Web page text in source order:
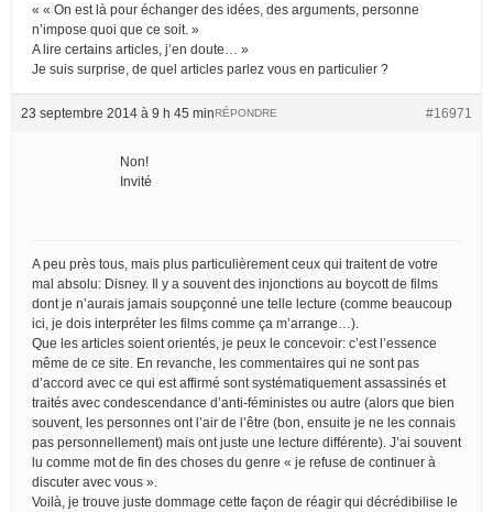
« « On est là pour échanger des idées, des arguments, personne
n’impose quoi que ce soit. »
A lire certains articles, j’en doute… »
Je suis surprise, de quel articles parlez vous en particulier ?
23 septembre 2014 à 9 h 45 min #16971
RÉPONDRE
Non!
Invité
A peu près tous, mais plus particulièrement ceux qui traitent de votre
mal absolu: Disney. Il y a souvent des injonctions au boycott de films
dont je n’aurais jamais soupçonné une telle lecture (comme beaucoup
ici, je dois interpréter les films comme ça m’arrange…).
Que les articles soient orientés, je peux le concevoir: c’est l’essence
même de ce site. En revanche, les commentaires qui ne sont pas
d’accord avec ce qui est affirmé sont systématiquement assassinés et
traités avec condescendance d’anti-féministes ou autre (alors que bien
souvent, les personnes ont l’air de l’être (bon, ensuite je ne les connais
pas personnellement) mais ont juste une lecture différente). J’ai souvent
lu comme mot de fin des choses du genre « je refuse de continuer à
discuter avec vous ».
Voilà, je trouve juste dommage cette façon de réagir qui décrédibilise le